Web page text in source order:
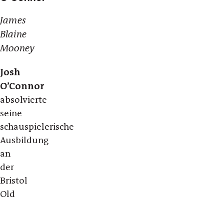
James
Blaine
Mooney
Josh
O’Connor
absolvierte
seine
schauspielerische
Ausbildung
an
der
Bristol
Old